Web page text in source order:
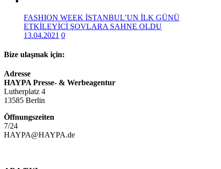
FASHION WEEK İSTANBUL’UN İLK GÜNÜ
ETKİLEYİCİ ŞOVLARA SAHNE OLDU
13.04.2021 0
Bize ulaşmak için:
Adresse
HAYPA Presse- & Werbeagentur
Lutherplatz 4
13585 Berlin
Öffnungszeiten
7/24
HAYPA@HAYPA.de